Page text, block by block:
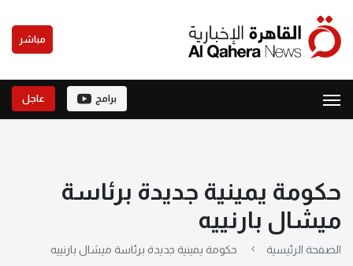
مباشر
برامج عاجل
حكومة يمينية جديدة برئاسة
ميشال بارنييه
الصفحة الرئيسية حكومة يمينية جديدة برئاسة ميشال بارنييه